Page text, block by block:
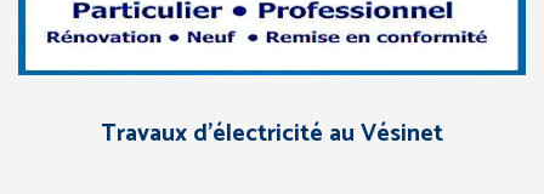
Travaux d’électricité au Vésinet